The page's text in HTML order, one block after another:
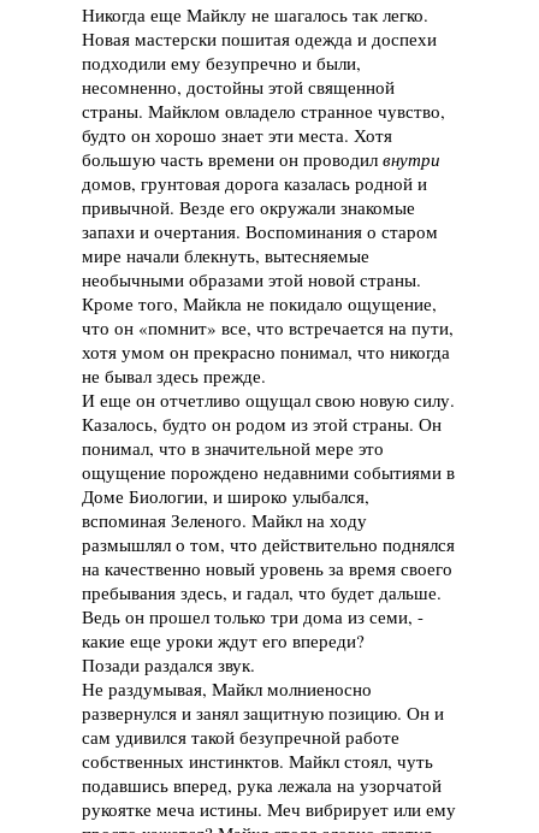
Никогда еще Майклу не шагалось так легко.
Новая мастерски пошитая одежда и доспехи
подходили ему безупречно и были,
несомненно, достойны этой священной
страны. Майклом овладело странное чувство,
будто он хорошо знает эти места. Хотя
большую часть времени он проводил внутри
домов, грунтовая дорога казалась родной и
привычной. Везде его окружали знакомые
запахи и очертания. Воспоминания о старом
мире начали блекнуть, вытесняемые
необычными образами этой новой страны.
Кроме того, Майкла не покидало ощущение,
что он «помнит» все, что встречается на пути,
хотя умом он прекрасно понимал, что никогда
не бывал здесь прежде.
И еще он отчетливо ощущал свою новую силу.
Казалось, будто он родом из этой страны. Он
понимал, что в значительной мере это
ощущение порождено недавними событиями в
Доме Биологии, и широко улыбался,
вспоминая Зеленого. Майкл на ходу
размышлял о том, что действительно поднялся
на качественно новый уровень за время своего
пребывания здесь, и гадал, что будет дальше.
Ведь он прошел только три дома из семи, -
какие еще уроки ждут его впереди?
Позади раздался звук.
Не раздумывая, Майкл молниеносно
развернулся и занял защитную позицию. Он и
сам удивился такой безупречной работе
собственных инстинктов. Майкл стоял, чуть
подавшись вперед, рука лежала на узорчатой
рукоятке меча истины. Меч вибрирует или ему